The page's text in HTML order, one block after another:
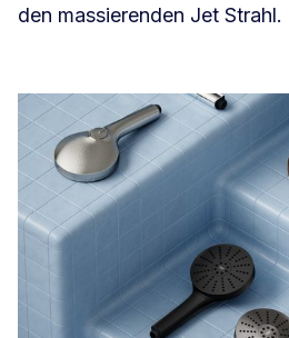
den massierenden Jet Strahl.